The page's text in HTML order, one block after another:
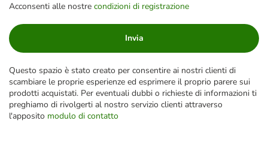
Acconsenti alle nostre condizioni di registrazione
Invia
Questo spazio è stato creato per consentire ai nostri clienti di
scambiare le proprie esperienze ed esprimere il proprio parere sui
prodotti acquistati. Per eventuali dubbi o richieste di informazioni ti
preghiamo di rivolgerti al nostro servizio clienti attraverso
l'apposito modulo di contatto